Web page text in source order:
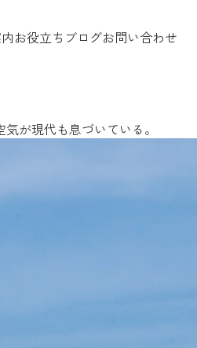
お役立ちブログお問い合わせ
が現代も息づいている。